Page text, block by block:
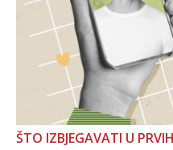
ŠTO IZBJEGAVATI U